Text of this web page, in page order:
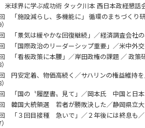
球界に学ぶ成功術 タック川本 西日本政経懇話
「施設減らし、多機能に」 循環のまちづくり
「景気は緩やかな回復継続」／経済調査会社
「国際政治のリーダーシップ重要」／米中外
「看板政策に本腰」／岸田政権の課題 ／ 政策
円安定着、物価高続く／サハリンの権益維持
「国の〝履歴書〟見て」／岡本氏 中国と日
韓国大統領選 若者が勝敗決した／静岡県立
「３回目接種 急いで」／２年後には終息も